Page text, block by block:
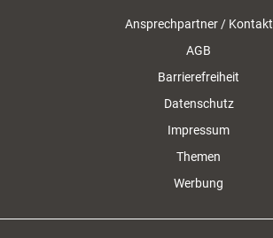
Ansprechpartner / Kontakt
AGB
Barrierefreiheit
Datenschutz
Impressum
Themen
Werbung